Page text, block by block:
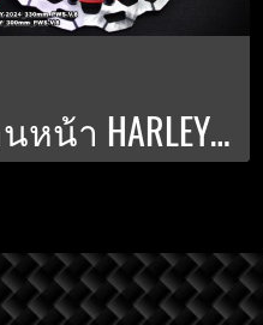
จานหน้า HARLEY-2026 ปั๊มเดิม-แต่ง ขนาด 330 มิล. PWS-V.8.1